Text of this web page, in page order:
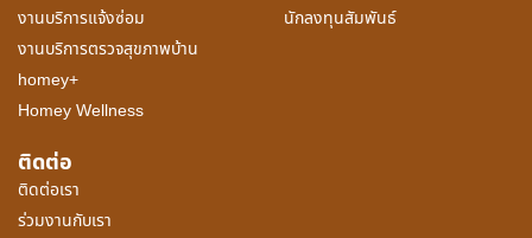
งานบริการแจ้งซ่อม
งานบริการตรวจสุขภาพบ้าน
homey+
Homey Wellness
นักลงทุนสัมพันธ์
ติดต่อ
ติดต่อเรา
ร่วมงานกับเรา